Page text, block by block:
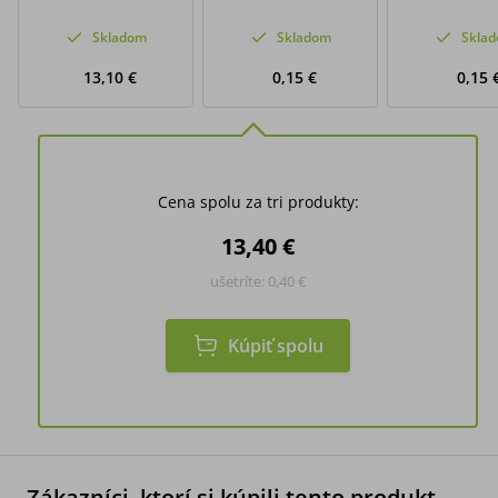
Skladom
13,10 €
Skladom
0,15 € 0,15
Cena spolu za tri produkty:
13,40 €
ušetríte: 0,40 €
Kúpiť spolu